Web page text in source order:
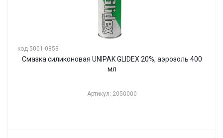
код 5001-0853
Смазка силиконовая UNIPAK GLIDEX 20%, аэрозоль 400
мл
Артикул: 2050000